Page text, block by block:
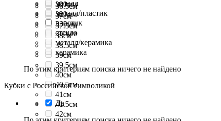
36.5см
37см
37.5см
38см
38.5см
39см
39.5см
40см
40.5см
41см
41.5см
42см
300мм
320мм
330мм
340мм
металл
металл/пластик
пластик
стекло
металл/керамика
керамика
По этим критериям поиска ничего не найдено
Кубки с Российской символикой
Да